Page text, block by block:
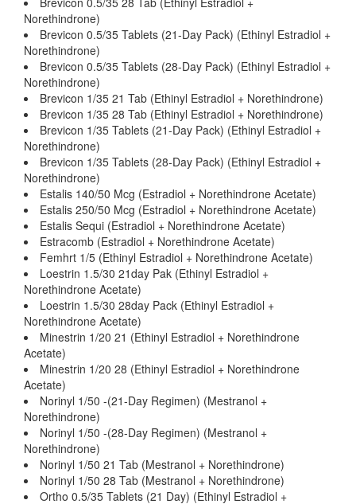
Norethindrone)
Brevicon 0.5/35 Tablets (21-Day Pack) (Ethinyl Estradiol +
Norethindrone)
Brevicon 0.5/35 Tablets (28-Day Pack) (Ethinyl Estradiol +
Norethindrone)
Brevicon 1/35 21 Tab (Ethinyl Estradiol + Norethindrone)
Brevicon 1/35 28 Tab (Ethinyl Estradiol + Norethindrone)
Brevicon 1/35 Tablets (21-Day Pack) (Ethinyl Estradiol +
Norethindrone)
Brevicon 1/35 Tablets (28-Day Pack) (Ethinyl Estradiol +
Norethindrone)
Estalis 140/50 Mcg (Estradiol + Norethindrone Acetate)
Estalis 250/50 Mcg (Estradiol + Norethindrone Acetate)
Estalis Sequi (Estradiol + Norethindrone Acetate)
Estracomb (Estradiol + Norethindrone Acetate)
Femhrt 1/5 (Ethinyl Estradiol + Norethindrone Acetate)
Loestrin 1.5/30 21day Pak (Ethinyl Estradiol +
Norethindrone Acetate)
Loestrin 1.5/30 28day Pack (Ethinyl Estradiol +
Norethindrone Acetate)
Minestrin 1/20 21 (Ethinyl Estradiol + Norethindrone
Acetate)
Minestrin 1/20 28 (Ethinyl Estradiol + Norethindrone
Acetate)
Norinyl 1/50 -(21-Day Regimen) (Mestranol +
Norethindrone)
Norinyl 1/50 -(28-Day Regimen) (Mestranol +
Norethindrone)
Norinyl 1/50 21 Tab (Mestranol + Norethindrone)
Norinyl 1/50 28 Tab (Mestranol + Norethindrone)
Ortho 0.5/35 Tablets (21 Day) (Ethinyl Estradiol +